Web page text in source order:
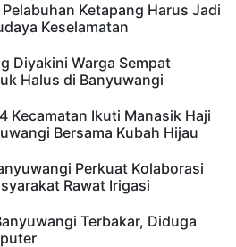
Pelabuhan Ketapang Harus Jadi
Keselamatan
Diyakini Warga Sempat
Halus di Banyuwangi
Kecamatan Ikuti Manasik Haji
Bersama Kubah Hijau
Perkuat Kolaborasi
Rawat Irigasi
Terbakar, Diduga